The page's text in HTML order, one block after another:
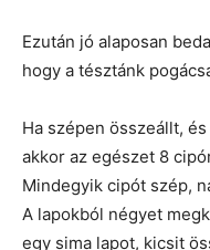
Ezután jó alaposan
hogy a tésztánk
Ha szépen összeállt,
akkor az egészet 8
Mindegyik cipót szép,
A lapokból négyet
egy sima lapot, kicsit